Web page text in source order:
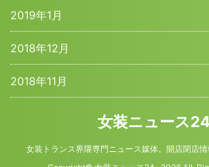
2019年1月
2018年12月
2018年11月
女装ニュース24
女装トランス界隈専門ニュース媒体。開店閉店